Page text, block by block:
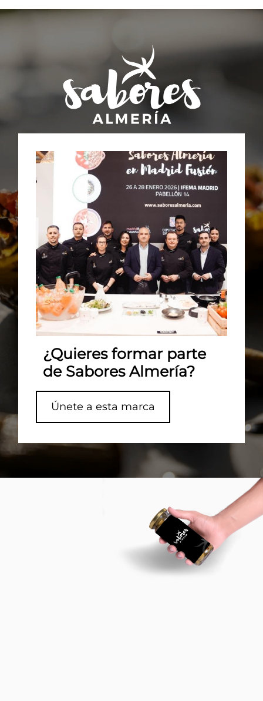
¿Quieres formar parte
de Sabores Almería?
Únete a esta marca